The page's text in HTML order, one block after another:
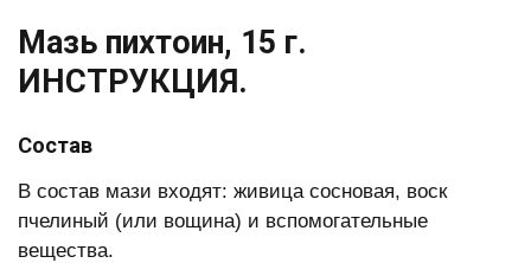
Мазь пихтоин, 15 г.
ИНСТРУКЦИЯ.
Состав
В состав мази входят: живица сосновая, воск
пчелиный (или вощина) и вспомогательные
вещества.